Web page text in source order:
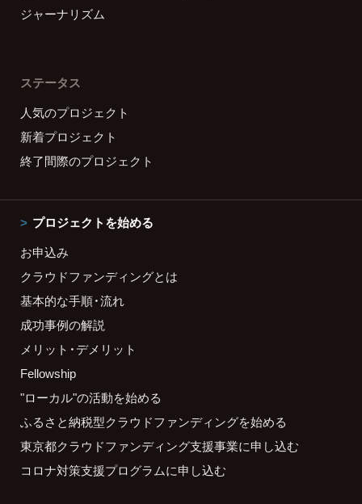
ジャーナリズム
ステータス
人気のプロジェクト
新着プロジェクト
終了間際のプロジェクト
プロジェクトを始める
お申込み
クラウドファンディングとは
基本的な手順・流れ
成功事例の解説
メリット・デメリット
Fellowship
"ローカル"の活動を始める
ふるさと納税型クラウドファンディングを始める
東京都クラウドファンディング支援事業に申し込む
コロナ対策支援プログラムに申し込む